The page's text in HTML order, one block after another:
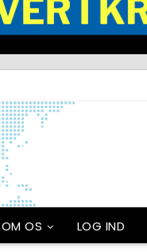
OM OS LOG IND